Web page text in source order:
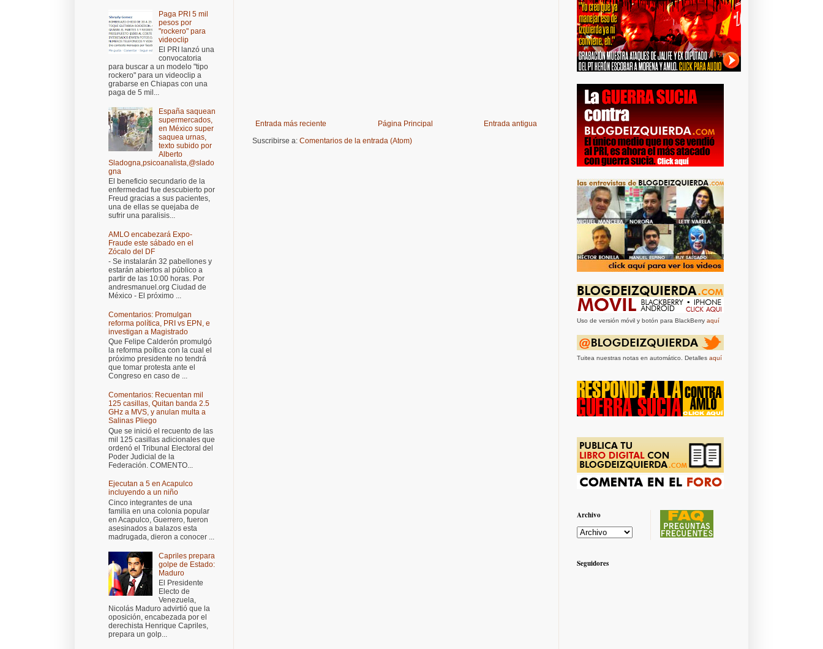
Entrada más reciente Entrada antigua
Página Principal
Suscribirse a: Comentarios de la entrada (Atom)
Paga PRI 5 mil
pesos por
"rockero" para
videoclip
El PRI lanzó una
convocatoria
para buscar a un modelo "tipo
rockero" para un videoclip a
grabarse en Chiapas con una
paga de 5 mil...
España saquean
supermercados,
en México super
saquea urnas,
texto subido por
Alberto
Sladogna,psicoanalista,@slado
gna
El beneficio secundario de la
enfermedad fue descubierto por
Freud gracias a sus pacientes,
una de ellas se quejaba de
sufrir una paralisis...
AMLO encabezará Expo-
Fraude este sábado en el
Zócalo del DF
- Se instalarán 32 pabellones y
estarán abiertos al público a
partir de las 10:00 horas. Por
andresmanuel.org Ciudad de
México - El próximo ...
Comentarios: Promulgan
reforma política, PRI vs EPN, e
investigan a Magistrado
Que Felipe Calderón promulgó
la reforma poítica con la cual el
próximo presidente no tendrá
que tomar protesta ante el
Congreso en caso de ...
Comentarios: Recuentan mil
125 casillas, Quitan banda 2.5
GHz a MVS, y anulan multa a
Salinas Pliego
Que se inició el recuento de las
mil 125 casillas adicionales que
ordenó el Tribunal Electoral del
Poder Judicial de la
Federación. COMENTO...
Ejecutan a 5 en Acapulco
incluyendo a un niño
Cinco integrantes de una
familia en una colonia popular
en Acapulco, Guerrero, fueron
asesinados a balazos esta
madrugada, dieron a conocer ...
Capriles prepara
golpe de Estado:
Maduro
El Presidente
Electo de
Venezuela,
Nicolás Maduro advirtió que la
oposición, encabezada por el
derechista Henrique Capriles,
prepara un golp...
Uso de versión móvil y botón para BlackBerry aquí
Tuitea nuestras notas en automático. Detalles aquí
Archivo
Seguidores